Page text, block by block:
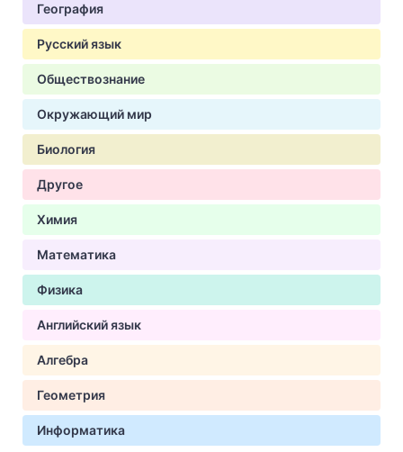
География
Русский язык
Обществознание
Окружающий мир
Биология
Другое
Химия
Математика
Физика
Английский язык
Алгебра
Геометрия
Информатика